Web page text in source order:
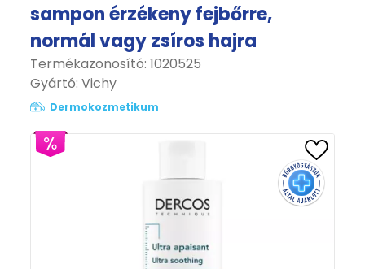
sampon érzékeny fejbőrre,
normál vagy zsíros hajra
Termékazonosító: 1020525
Gyártó: Vichy
Dermokozmetikum